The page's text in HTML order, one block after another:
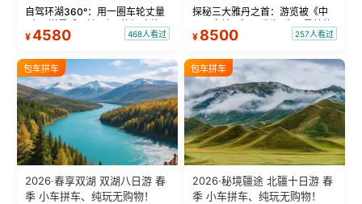
物！
自驾环湖360°：用一圈车轮丈量
“大西洋最后一滴眼泪”的极致蔚
蓝。 赛湖旅拍：甄选多款风格服
绝美瞬间。 赛湖坦克300跟车视
频：专业摄影师...
¥4580 468人看过
探秘三大雅丹之首：游览被《中
国国家地理》评选为“中国最美的
三大雅丹”第一名的克拉玛依魔鬼
瓦人最大村落——禾木村，欣赏
晨雾与小木...
¥ 8500 257人看过
包车拼车
2026·春享双湖 双湖八日游 春
季 小车拼车、纯玩无购物！
包车拼车
2026·秘境疆途 北疆十日游 春
季 小车拼车、纯玩无购物！